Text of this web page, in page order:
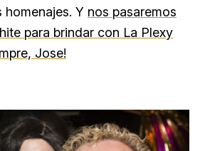
homenajes. Y nos pasaremos
para brindar con La Plexy
Jose!